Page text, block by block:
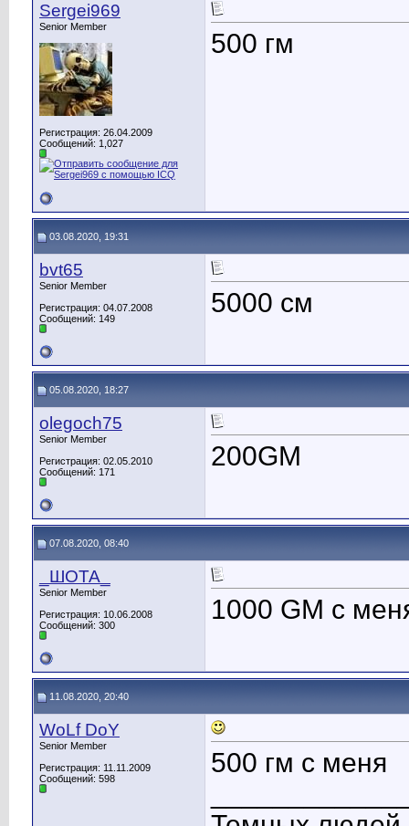
Sergei969
Senior Member
Регистрация: 26.04.2009
Сообщений: 1,027
500 гм
03.08.2020, 19:31
bvt65
Senior Member
Регистрация: 04.07.2008
Сообщений: 149
5000 см
05.08.2020, 18:27
olegoch75
Senior Member
Регистрация: 02.05.2010
Сообщений: 171
200GM
07.08.2020, 08:40
_ШОТА_
Senior Member
Регистрация: 10.06.2008
Сообщений: 300
1000 GM c
11.08.2020, 20:40
WoLf DoY
Senior Member
Регистрация: 11.11.2009
Сообщений: 598
500 гм с меня